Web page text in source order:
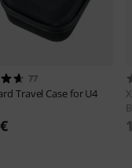
77
Travel Case for U4